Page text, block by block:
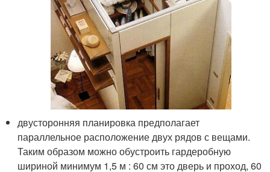
двусторонняя планировка предполагает
параллельное расположение двух рядов с вещами.
Таким образом можно обустроить гардеробную
шириной минимум 1,5 м : 60 см это дверь и проход, 60